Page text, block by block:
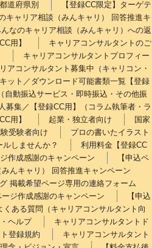
道府県別
【登録CC限定】ターゲテ
キャリア相談（みんキャリ） 回答推進キ
なのキャリア相談（みんキャリ）への返
用】
キャリアコンサルタントのご
キャリアコンサルタントプロフィー
アコンサルタント募集中（キャリコン・
ット／ダウンロード可能書類一覧【登録
自動振込サービス・即時振込・その他振
募集／【登録CC用】（コラム執筆者・ラ
用】 起業・独立者向け
国家
受験者向け
プロの書いたイラスト
しませんか？
利用料金【登録CC
作成感謝のキャンペーン
【申込ペ
んキャリ） 回答推進キャンペーン
掲載希望ページ専用の連絡フォーム
ジ作成感謝のキャンペーン
【申込
くある質問（キャリアコンサルタント向
ヘルプ
キャリアコンサルタントド
登録規約
キャリアコンサルタント